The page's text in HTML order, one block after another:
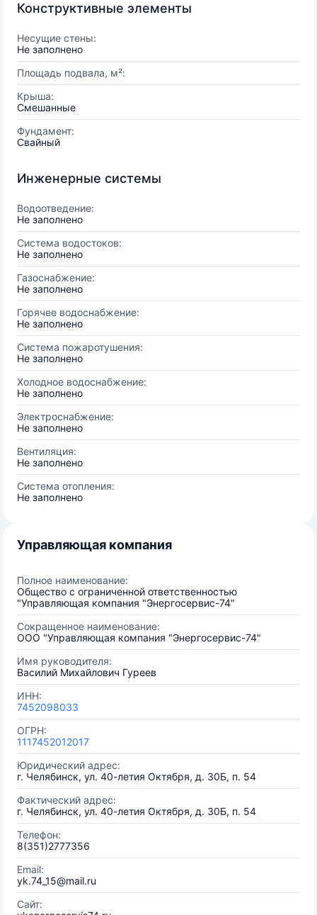
Конструктивные элементы
Несущие стены:
Не заполнено
Площадь подвала, м²:
Крыша:
Смешанные
Фундамент:
Свайный
Инженерные системы
Водоотведение:
Не заполнено
Система водостоков:
Не заполнено
Газоснабжение:
Не заполнено
Горячее водоснабжение:
Не заполнено
Система пожаротушения:
Не заполнено
Холодное водоснабжение:
Не заполнено
Электроснабжение:
Не заполнено
Вентиляция:
Не заполнено
Система отопления:
Не заполнено
Управляющая компания
Полное наименование:
Общество с ограниченной ответственностью
"Управляющая компания "Энергосервис-74"
Сокращенное наименование:
ООО "Управляющая компания "Энергосервис-74"
Имя руководителя:
Василий Михайлович Гуреев
ИНН:
7452098033
ОГРН:
1117452012017
Юридический адрес:
г. Челябинск, ул. 40-летия Октября, д. 30Б, п. 54
Фактический адрес:
г. Челябинск, ул. 40-летия Октября, д. 30Б, п. 54
Телефон:
8(351)2777356
Email:
yk.74_15@mail.ru
Сайт: